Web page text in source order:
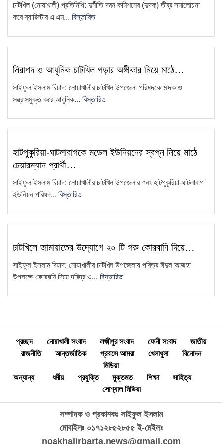
8
ফেসবুকে ফেইক আইডি দিয়ে আনিছ
10
সাংবাদিক কামরুল কাননের বিরুদ্ধে
ফেসবুকে অপপ্রচার, থানায় অভিযোগ
11
প্রতিবাদ—ধান পুড়িয়ে দেওয়ার কর্মসূচি
12
গ্রেফতার করেছে চাটখিলে থানা পুলিশ
13
কমিটি গঠন
15
"দুদক একটি অকার্যকর ও দুর্নীতিগ্রস্ত
প্রতিষ্ঠান"—ব্যারিস্টার মাহবুব উদ্দিন
খোকন
চাটখিল (নোয়াখালী) প্রতিনিধি: দুর্নীতি দমন কমিশনের (দুদক) তীব্র সমালোচনা
করে ব্যারিস্টার এ এম... বিস্তারিত
নিরাপদ ও আধুনিক চাটখিল গড়ার অঙ্গীকার নিয়ে মাঠে…
সাইফুল ইসলাম রিয়াদ: নোয়াখালীর চাটখিল উপজেলা পরিষদকে মাদক ও
সন্ত্রাসমুক্ত করে আধুনিক... বিস্তারিত
হাটপুকুরিয়া-ঘাটলাবাগকে মডেল ইউনিয়নের স্বপ্ন নিয়ে মাঠে
চেয়ারম্যান প্রার্থী…
সাইফুল ইসলাম রিয়াদ: নোয়াখালীর চাটখিল উপজেলার ৭নং হাটপুকুরিয়া-ঘাটলাবাগ
ইউনিয়ন পরিষদ... বিস্তারিত
চাটখিলে জামায়াতের উদ্যোগে ২০ টি গরু কোরবানি দিয়ে…
সাইফুল ইসলাম রিয়াদ: নোয়াখালীর চাটখিল উপজেলায় পবিত্র ঈদুল আজহা
উপলক্ষে কোরবানি দিয়ে দরিদ্র ও... বিস্তারিত
প্রচ্ছদ নোয়াখালী সংবাদ লক্ষ্মীপুর সংবাদ ফেনী সংবাদ
জাতীয়
রাজনীতি
আন্তর্জাতিক প্রবাসে আমরা খেলাধুলা
বিনোদন
মিডিয়া
অন্যান্য
ধর্মীয় প্রযুক্তি মুক্তমত শিক্ষা
সাহিত্য
সোশ্যাল মিডিয়া
সম্পাদক ও প্রকাশকঃ সাইফুল ইসলাম
মোবাইলঃ ০১৭১২৮৫২৮৫৫ ই-মেইলঃ
noakhalirbarta.news@gmail.com